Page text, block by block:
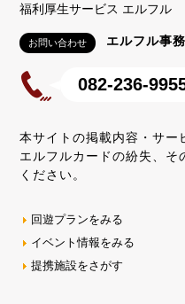
福利厚生サービス エルフル
お問い合わせ エルフル事
082-236-
本サイトの掲載内容・サー
エルフルカードの紛失、そ
ください。
回遊プランをみる
イベント情報をみる
提携施設をさがす